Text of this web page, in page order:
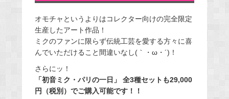
オモチャというよりはコレクター向けの完全限定
生産したアート作品！
ミクのファンに限らず伝統工芸を愛する方々に喜
んでいただけること間違いなし(｀・ω・´)！
さらにッ！
「初音ミク・パリの一日」 全3種セットも29,000
円（税別）でご購入可能です！！